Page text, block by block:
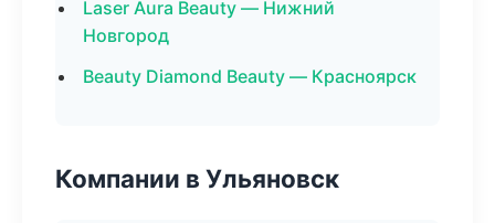
Laser Aura Beauty — Нижний
Новгород
Beauty Diamond Beauty — Красноярск
Компании в Ульяновск